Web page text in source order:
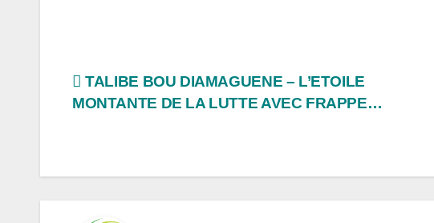
Navigation
TALIBE BOU DIAMAGUENE – L’ETOILE
MONTANTE DE LA LUTTE AVEC FRAPPE…